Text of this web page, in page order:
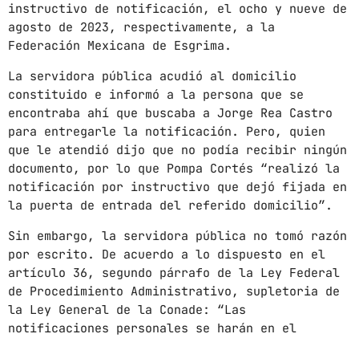
CON TODA LA ACTITUD
CON ANGEL RAMIREZ
10:00 AM - 12:00 PM
LOS CHEROS
12:00 PM - 2:00 PM
POR LA TARDE
LUNES A VIERNES DE 14:00 A 16:00 HORAS
2:00 PM - 4:00 PM
CHART
1 SUNSHINE
TOMMY BLUES
instructivo de notificación, el ocho y nueve de
agosto de 2023, respectivamente, a la
Federación Mexicana de Esgrima.
La servidora pública acudió al domicilio
constituido e informó a la persona que se
encontraba ahí que buscaba a Jorge Rea Castro
para entregarle la notificación. Pero, quien
que le atendió dijo que no podía recibir ningún
documento, por lo que Pompa Cortés “realizó la
notificación por instructivo que dejó fijada en
la puerta de entrada del referido domicilio”.
Sin embargo, la servidora pública no tomó razón
por escrito. De acuerdo a lo dispuesto en el
artículo 36, segundo párrafo de la Ley Federal
de Procedimiento Administrativo, supletoria de
la Ley General de la Conade: “Las
notificaciones personales se harán en el